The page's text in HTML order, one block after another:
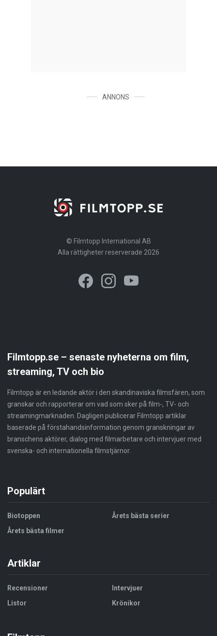
ANNONS
© Filmtopp International AB
Alla rättigheter reserverade 2026
Filmtopp.se – senaste nyheterna om film,
streaming, TV och bio
Filmtopp är en ledande aktör i den skandinaviska filmsfären, som
granskar och rapporterar om vad som sker på film-, TV- och
streamingmarknaden. Dagligen publicerar Filmtopp artiklar
baserade på förstahandsinformation genom granskningar av
branschens aktörer, dialog med filmarbetare och intervjuer med
svenska- och internationella filmstjärnor.
Populärt
Biotoppen
Årets bästa filmer
Årets bästa serier
Artiklar
Recensioner
Listor
Intervjuer
Krönikor